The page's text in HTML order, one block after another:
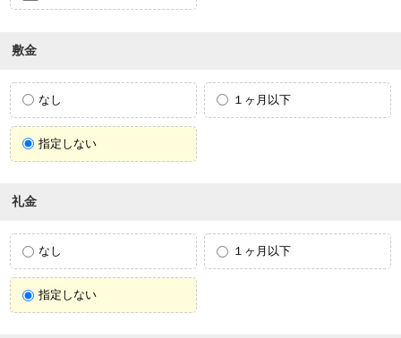
敷金
なし １ヶ月以下
指定しない
礼金
なし １ヶ月以下
指定しない